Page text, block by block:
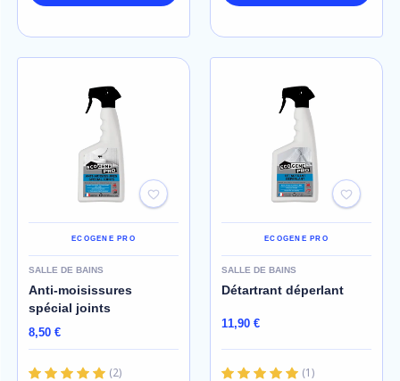
ECOGENE PRO
SALLE DE BAINS
Anti-moisissures
spécial joints
8,50 €
(2)
ECOGENE PRO
SALLE DE BAINS
Détartrant déperlant
11,90 €
(1)